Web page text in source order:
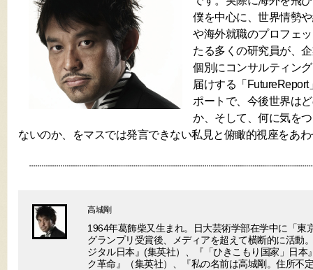
僕を中心に、世界情勢
や海外就職のプロフェ
たる多くの研究員が、
個別にコンサルティン
届けする「
ポートで、今後世界は
か、そして、何に気を
ないのか、をマスでは発言できない私見と俯瞰的視座をあ
高城剛
1964年葛飾柴又生まれ。日大芸術学部在学中に「東
グランプリ受賞後、メディアを超えて横断的に活
ジタル日本』(集英社）、『「ひきこもり国家」日本
ク革命』（集英社）、『私の名前は高城剛。住所不